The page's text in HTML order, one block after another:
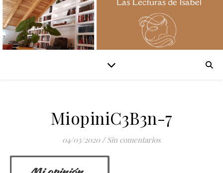
MiopiniC3B3n-7
04/03/2020 / Sin comentarios